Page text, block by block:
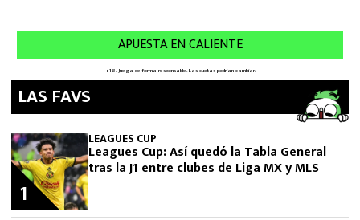
LAS FAVS
LEAGUES CUP
Leagues Cup: Así quedó la Tabla General
tras la J1 entre clubes de Liga MX y MLS
1